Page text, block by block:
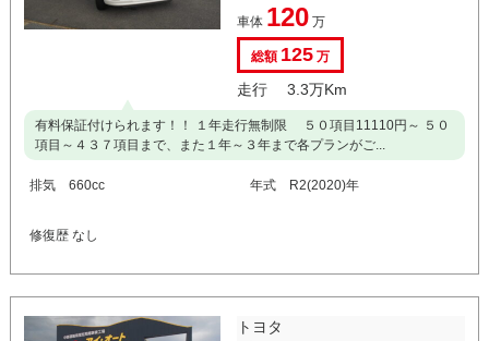
車体 120万
総額 125万
走行 3.3万Km
有料保証付けられます！！ １年走行無制限 ５０項目11110円～ ５０
項目～４３７項目まで、また１年～３年まで各プランがご...
排気 660cc 年式 R2(2020)年
修復歴 なし
トヨタ